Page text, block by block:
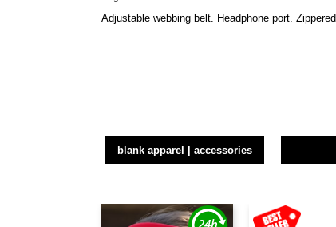
Adjustable webbing belt. Headphone port.
blank apparel | accessories